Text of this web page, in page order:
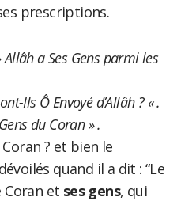
prescriptions.
Allâh a Ses Gens parmi les
Ils Ô Envoyé d’Allâh ? « .
du Coran » .
? et bien le
quand il a dit : “Le
Coran et ses gens, qui